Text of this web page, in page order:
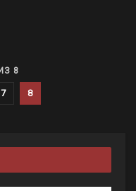
8
7 8